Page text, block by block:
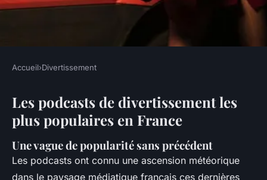
Les podcasts de
divertissement les plus
populaires en France
20 décembre 2024 5 min de lecture
Accueil›Divertissement
Les podcasts de divertissement les
plus populaires en France
Une vague de popularité sans précédent
Les podcasts ont connu une ascension météorique
dans le paysage médiatique français ces dernières